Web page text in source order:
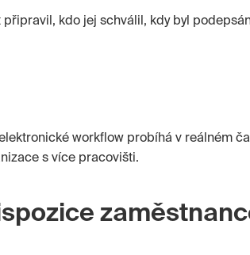
kdo jej schválil, kdy byl
workflow probíhá v reálném
s více pracovišti.